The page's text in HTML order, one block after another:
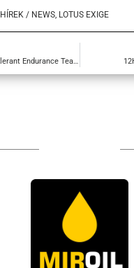
HÍREK / NEWS, LOTUS EXIGE
Tim Gabi az Alerant Endurance Team szineiben indul a Hungaroringen!